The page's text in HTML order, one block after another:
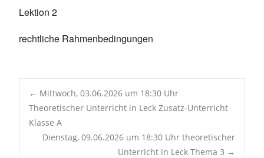
Lektion 2
rechtliche Rahmenbedingungen
Post
navigation
← Mittwoch, 03.06.2026 um 18:30 Uhr
Theoretischer Unterricht in Leck Zusatz-Unterricht
Klasse A
Dienstag, 09.06.2026 um 18:30 Uhr theoretischer
Unterricht in Leck Thema 3 →